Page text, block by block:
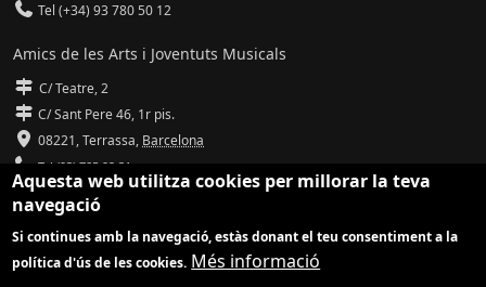
Tel (+34) 93 780 50 12
Amics de les Arts i Joventuts Musicals
C/ Teatre, 2
C/ Sant Pere 46, 1r pis.
08221,Terrassa, Barcelona
Tel (93) 785 92 31
info@amicsdelesarts-jjmm.cat
www.amicsdelesarts-jjmm.cat
Aquesta web utilitza cookies per millorar la teva
navegació
Si continues amb la navegació, estàs donant el teu consentiment a la
política d'ús de les cookies. Més informació